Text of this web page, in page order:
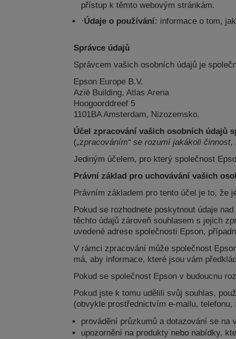
přístup k těmto webovým stránkám.
·Údaje o používání: informace o tom,
Správce údajů
Správcem vašich osobních údajů je
Epson Europe B.V.
Azië Building, Atlas Arena
Hoogoorddreef 5
1101BA Amsterdam, Nizozemsko.
Účel zpracování vašich osobních údajů
(„zpracováním“ se rozumí jakákoli
Jediným účelem, pro který společnost
Právní základ pro uchovávání vašich
Právním základem pro tento účel je to, že
Pokud se rozhodnete poskytnout údaje
těchto údajů zároveň souhlasem s jejich
uvedené adrese společnosti Epson,
V rámci zpracování může společnost
má, aby informace, které jsou vám
Pokud se společnost Epson v budoucnu
Pokud jste k tomu udělili svůj souhlas,
(obvykle prostřednictvím e-mailu,
provádění průzkumů a dotazování se na
upozornění na produkty nebo nabídky,